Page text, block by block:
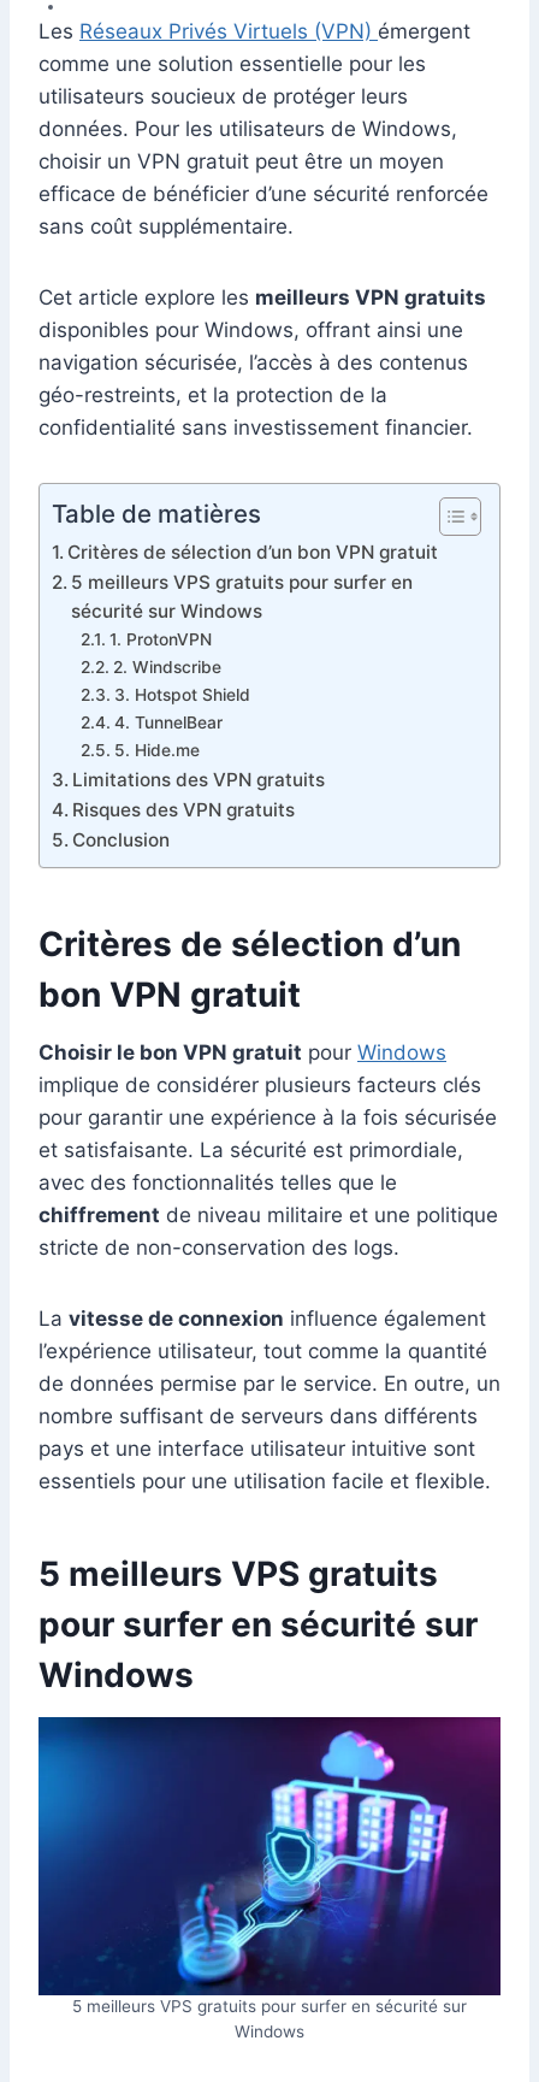
b
o
o
k
dI
n
A
p
p
st t
e
n
g
er
a
m
bl
r
g
er
Les Réseaux Privés Virtuels (VPN) émergent
comme une solution essentielle pour les
utilisateurs soucieux de protéger leurs
données. Pour les utilisateurs de Windows,
choisir un VPN gratuit peut être un moyen
efficace de bénéficier d’une sécurité renforcée
sans coût supplémentaire.
Cet article explore les meilleurs VPN gratuits
disponibles pour Windows, offrant ainsi une
navigation sécurisée, l’accès à des contenus
géo-restreints, et la protection de la
confidentialité sans investissement financier.
Table de matières
Critères de sélection d’un bon VPN gratuit
5 meilleurs VPS gratuits pour surfer en
sécurité sur Windows
1. ProtonVPN
2. Windscribe
3. Hotspot Shield
4. TunnelBear
5. Hide.me
Limitations des VPN gratuits
Risques des VPN gratuits
Conclusion
Critères de sélection d’un
bon VPN gratuit
Choisir le bon VPN gratuit pour Windows
implique de considérer plusieurs facteurs clés
pour garantir une expérience à la fois sécurisée
et satisfaisante. La sécurité est primordiale,
avec des fonctionnalités telles que le
chiffrement de niveau militaire et une politique
stricte de non-conservation des logs.
La vitesse de connexion influence également
l’expérience utilisateur, tout comme la quantité
de données permise par le service. En outre, un
nombre suffisant de serveurs dans différents
pays et une interface utilisateur intuitive sont
essentiels pour une utilisation facile et flexible.
5 meilleurs VPS gratuits
pour surfer en sécurité sur
Windows
5 meilleurs VPS gratuits pour surfer en sécurité sur
Windows